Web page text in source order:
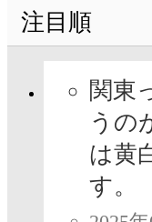
注目順
関東
うの
は黄
す。